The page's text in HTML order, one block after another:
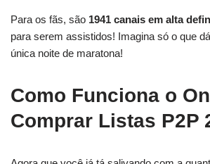
Para os fãs, são 1941 canais em alta
para serem assistidos! Imagina só o que
única noite de maratona!
Como Funciona o
Comprar Listas P2P